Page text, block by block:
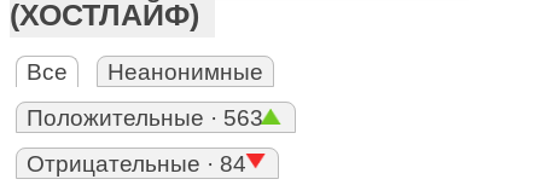
(ХОСТЛАЙФ)
Все
Неанонимные
Положительные · 563
Отрицательные · 84